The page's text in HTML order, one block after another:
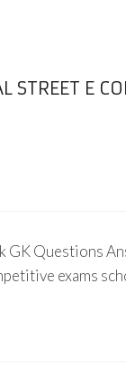
STREET E
GK Questions
exams